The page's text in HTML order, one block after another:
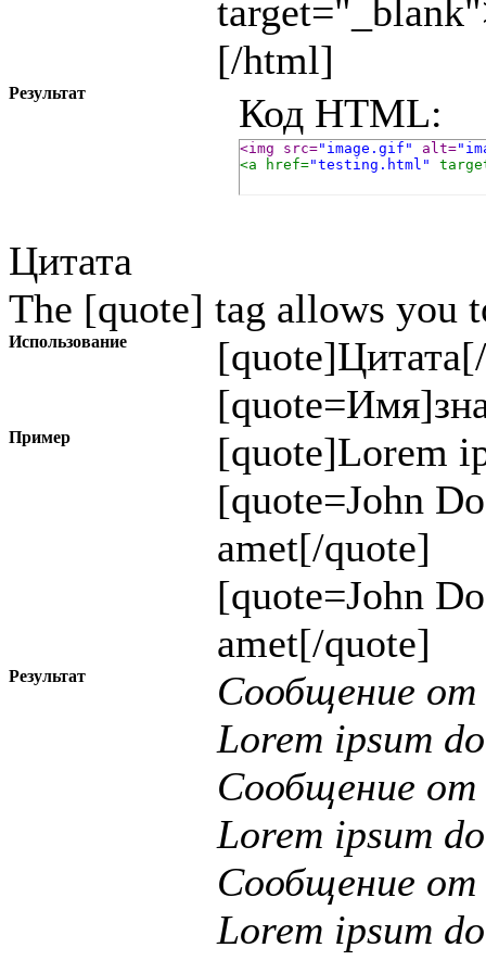
[/html]
Результат Код HTML:
<img src="image.gif" alt=
<a href="testing.html"
Цитата
The [quote] tag allows you
Использование [quote]Цитата
[quote=Имя]
Пример
[quote]Lorem
[quote=John
amet[/quote]
[quote=John
amet[/quote]
Результат
Сообщение от
Lorem ipsum
Сообщение от
Lorem ipsum
Сообщение от
Lorem ipsum